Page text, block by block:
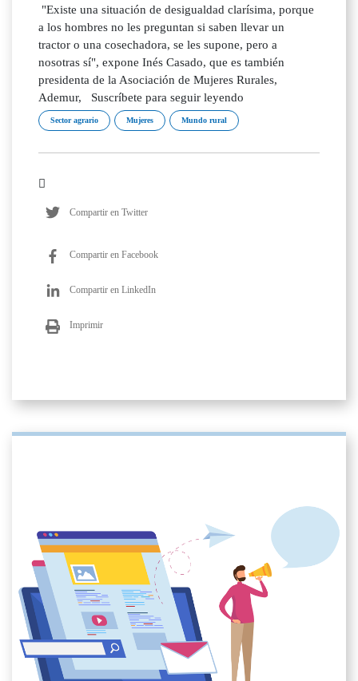
"Existe una situación de desigualdad clarísima, porque
a los hombres no les preguntan si saben llevar un
tractor o una cosechadora, se les supone, pero a
nosotras sí", expone Inés Casado, que es también
presidenta de la Asociación de Mujeres Rurales,
Ademur, Suscríbete para seguir leyendo
Sector agrario Mujeres Mundo rural
Compartir en Twitter
Compartir en Facebook
Compartir en LinkedIn
Imprimir